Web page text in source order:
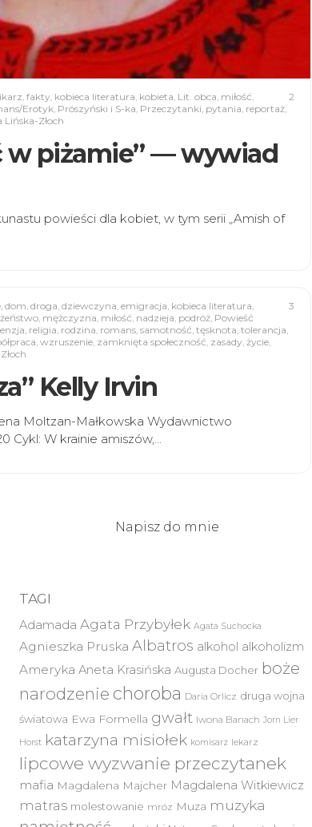
2
, fakty, kobieca literatura, kobieta, Lit. obca, miłość,
Erotyk, Prószyński i S-ka, Przeczytanki, pytania, reportaż,
Złoch
w piżamie” — wywiad
powieści dla kobiet, w tym serii „Amish of
3
, dom, droga, dziewczyna, emigracja, kobieca literatura,
, mężczyzna, miłość, nadzieja, podróż, Powieść
, religia, rodzina, romans, samotność, tęsknota, tolerancja,
, wzruszenie, zamknięta społeczność, zasady, życie,
Kelly Irvin
Moltzan-Małkowska Wydawnictwo
Cykl: W krainie amiszów,…
Napisz do mnie
TAGI
Adamada Agata Przybyłek Agata Suchocka
Agnieszka Pruska Albatros alkohol alkoholizm
Ameryka Aneta Krasińska Augusta Docher boże
narodzenie choroba Daria Orlicz druga wojna
światowa Ewa Formella gwałt Iwona Banach Jorn Lier
Horst katarzyna misiołek komisarz lekarz
lipcowe wyzwanie przeczytanek
mafia Magdalena Majcher Magdalena Witkiewicz
matras molestowanie mróz Muza muzyka